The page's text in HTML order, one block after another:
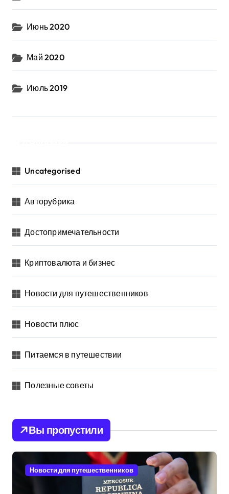
Июнь 2020
Май 2020
Июль 2019
Uncategorised
Авторубрика
Достопримечательности
Криптовалюта и бизнес
Новости для путешественников
Новости плюс
Питаемся в путешествии
Полезные советы
Вы пропустили
Новости для путешественников